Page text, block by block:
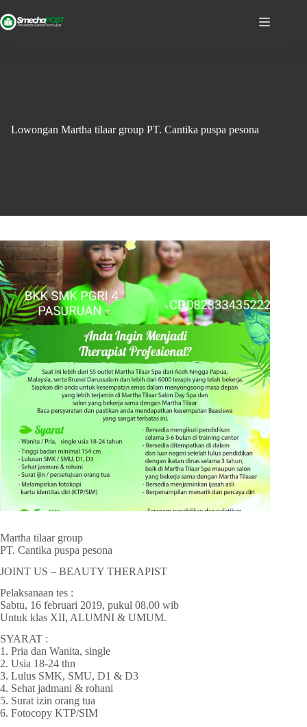
Lowongan Martha tilaar group PT. Cantika puspa pesona
Martha tilaar group
PT. Cantika puspa pesona
JOINT US – BEAUTY THERAPIST
Pelaksanaan tes :
Sabtu, 16 februari 2019, pukul 08.00 wib
Untuk klas XII, ALUMNI & UMUM.
SYARAT :
1. Pria dan Wanita, single
2. Usia 18-24 thn
3. Lulus SMK, SMU, D1 & D3
4. Sehat jadmani & rohani
5. Surat izin orang tua
6. Fotocopy KTP/SIM